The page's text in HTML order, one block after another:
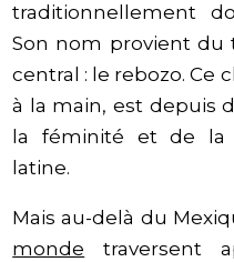
traditionnellement
Son nom provient du
central : le rebozo. Ce
à la main, est depuis
la féminité et de la
latine.
Mais au-delà du
monde traversent